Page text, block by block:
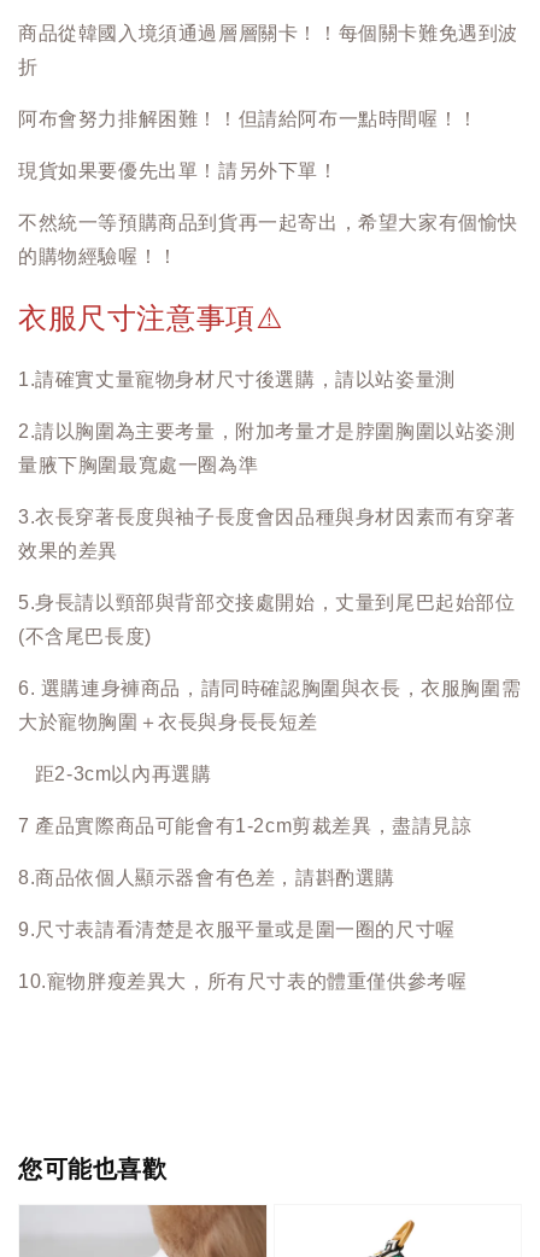
商品從韓國入境須通過層層關卡！！每個關卡難免遇到波
折
阿布會努力排解困難！！但請給阿布一點時間喔！！
現貨如果要優先出單！請另外下單！
不然統一等預購商品到貨再一起寄出，希望大家有個愉快
的購物經驗喔！！
衣服尺寸注意事項⚠️
1.請確實丈量寵物身材尺寸後選購，請以站姿量測
2.請以胸圍為主要考量，附加考量才是脖圍胸圍以站姿測
量腋下胸圍最寬處一圈為準
3.衣長穿著長度與袖子長度會因品種與身材因素而有穿著
效果的差異
5.身長請以頸部與背部交接處開始，丈量到尾巴起始部位
(不含尾巴長度)
6. 選購連身褲商品，請同時確認胸圍與衣長，衣服胸圍需
大於寵物胸圍＋衣長與身長長短差
距2-3cm以內再選購
7 產品實際商品可能會有1-2cm剪裁差異，盡請見諒
8.商品依個人顯示器會有色差，請斟酌選購
9.尺寸表請看清楚是衣服平量或是圍一圈的尺寸喔
10.寵物胖瘦差異大，所有尺寸表的體重僅供參考喔
您可能也喜歡